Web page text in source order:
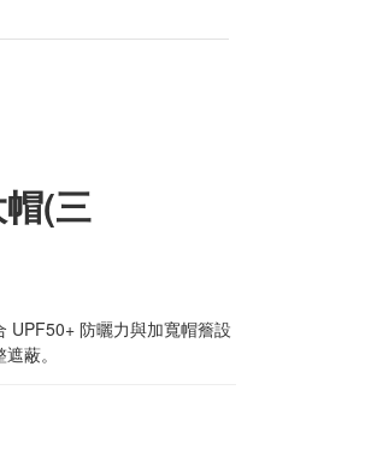
(三
UPF50+ 防曬力與加寬帽簷設
蔽。